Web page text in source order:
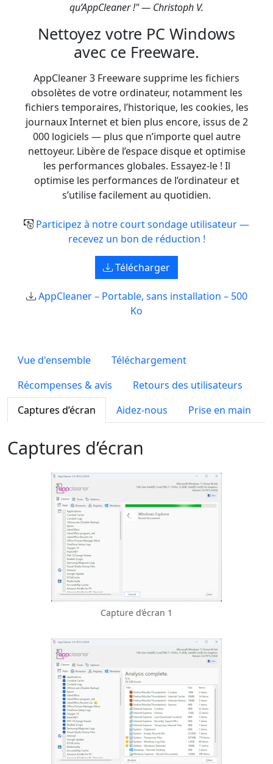
qu’AppCleaner !" — Christoph V.
Nettoyez votre PC Windows
avec ce Freeware.
AppCleaner 3 Freeware supprime les fichiers
obsolètes de votre ordinateur, notamment les
fichiers temporaires, l’historique, les cookies, les
journaux Internet et bien plus encore, issus de 2
000 logiciels — plus que n’importe quel autre
nettoyeur. Libère de l’espace disque et optimise
les performances globales. Essayez-le ! Il
optimise les performances de l’ordinateur et
s’utilise facilement au quotidien.
Participez à notre court sondage utilisateur —
recevez un bon de réduction !
Télécharger
AppCleaner – Portable, sans installation – 500
Ko
Vue d'ensemble
Téléchargement
Récompenses & avis
Retours des utilisateurs
Captures d’écran
Aidez-nous Prise en main
Captures d’écran
Capture d’écran 1